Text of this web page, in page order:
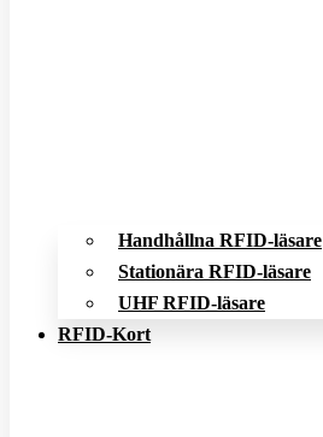
Handhållna RFID-läsare
Stationära RFID-läsare
UHF RFID-läsare
RFID-Kort